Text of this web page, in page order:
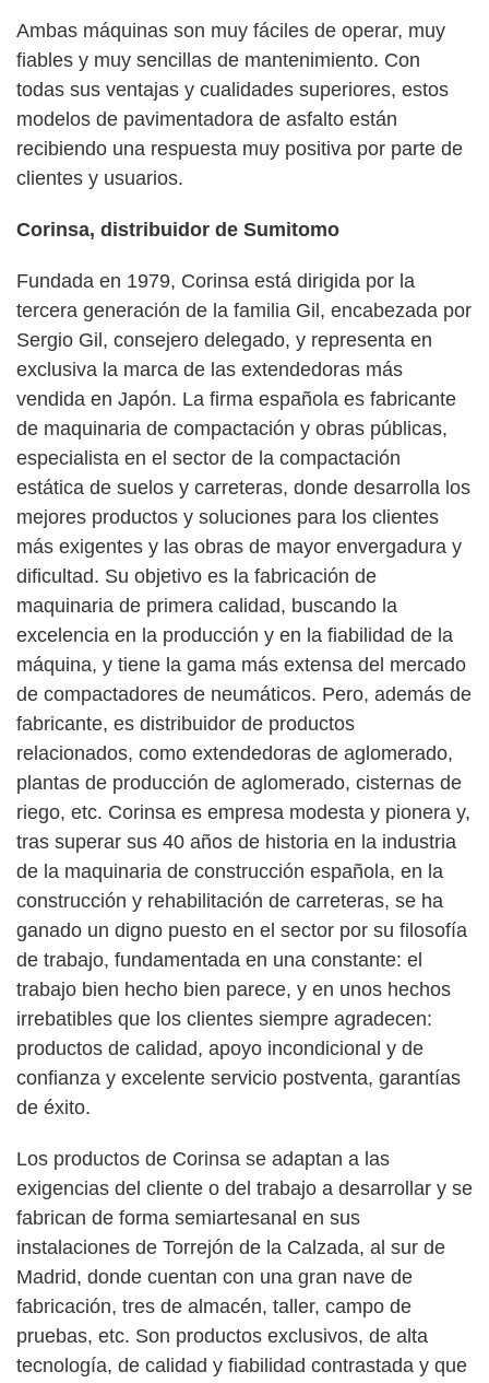
Ambas máquinas son muy fáciles de operar, muy
fiables y muy sencillas de mantenimiento. Con
todas sus ventajas y cualidades superiores, estos
modelos de pavimentadora de asfalto están
recibiendo una respuesta muy positiva por parte de
clientes y usuarios.
Corinsa, distribuidor de Sumitomo
Fundada en 1979, Corinsa está dirigida por la
tercera generación de la familia Gil, encabezada por
Sergio Gil, consejero delegado, y representa en
exclusiva la marca de las extendedoras más
vendida en Japón. La firma española es fabricante
de maquinaria de compactación y obras públicas,
especialista en el sector de la compactación
estática de suelos y carreteras, donde desarrolla los
mejores productos y soluciones para los clientes
más exigentes y las obras de mayor envergadura y
dificultad. Su objetivo es la fabricación de
maquinaria de primera calidad, buscando la
excelencia en la producción y en la fiabilidad de la
máquina, y tiene la gama más extensa del mercado
de compactadores de neumáticos. Pero, además de
fabricante, es distribuidor de productos
relacionados, como extendedoras de aglomerado,
plantas de producción de aglomerado, cisternas de
riego, etc. Corinsa es empresa modesta y pionera y,
tras superar sus 40 años de historia en la industria
de la maquinaria de construcción española, en la
construcción y rehabilitación de carreteras, se ha
ganado un digno puesto en el sector por su filosofía
de trabajo, fundamentada en una constante: el
trabajo bien hecho bien parece, y en unos hechos
irrebatibles que los clientes siempre agradecen:
productos de calidad, apoyo incondicional y de
confianza y excelente servicio postventa, garantías
de éxito.
Los productos de Corinsa se adaptan a las
exigencias del cliente o del trabajo a desarrollar y se
fabrican de forma semiartesanal en sus
instalaciones de Torrejón de la Calzada, al sur de
Madrid, donde cuentan con una gran nave de
fabricación, tres de almacén, taller, campo de
pruebas, etc. Son productos exclusivos, de alta
tecnología, de calidad y fiabilidad contrastada y que